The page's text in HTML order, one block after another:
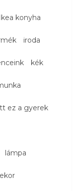
Ikea konyha
iroda
kék
ez a gyerek
lámpa